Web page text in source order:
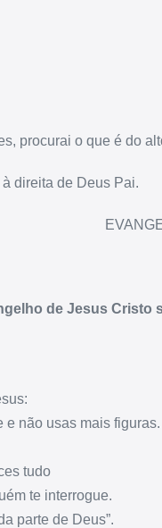
procurai o que é do
direita de Deus Pai.
de Jesus Cristo
e não usas mais figuras.
tudo
te interrogue.
parte de Deus”.